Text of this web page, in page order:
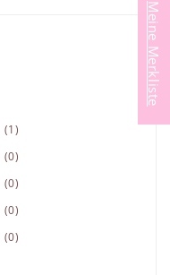
(1)
(0)
(0)
(0)
(0)
Meine Merkliste